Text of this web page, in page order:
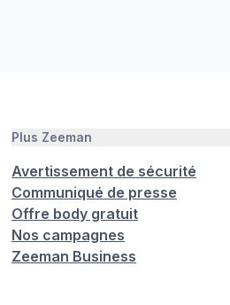
Plus Zeeman
Avertissement de sécurité
Communiqué de presse
Offre body gratuit
Nos campagnes
Zeeman Business